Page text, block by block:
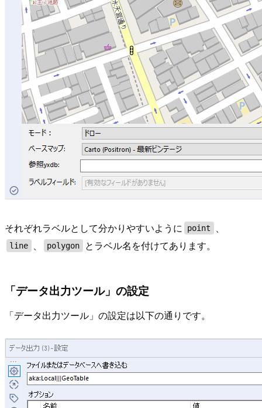
それぞれラベルとして分かりやすいように point 、
line 、 polygon とラベル名を付けてあります。
「データ出力ツール」の設定
「データ出力ツール」の設定は以下の通りです。